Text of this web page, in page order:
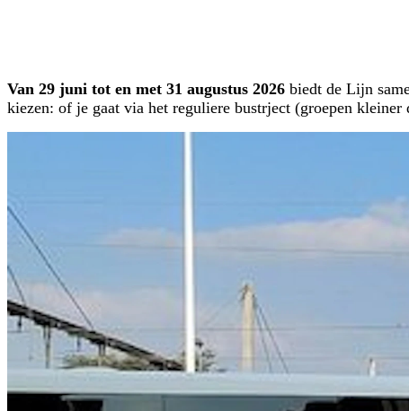
Van 29 juni tot en met 31 augustus 2026 biedt de Lijn
kiezen: of je gaat via het reguliere bustrject (groepen